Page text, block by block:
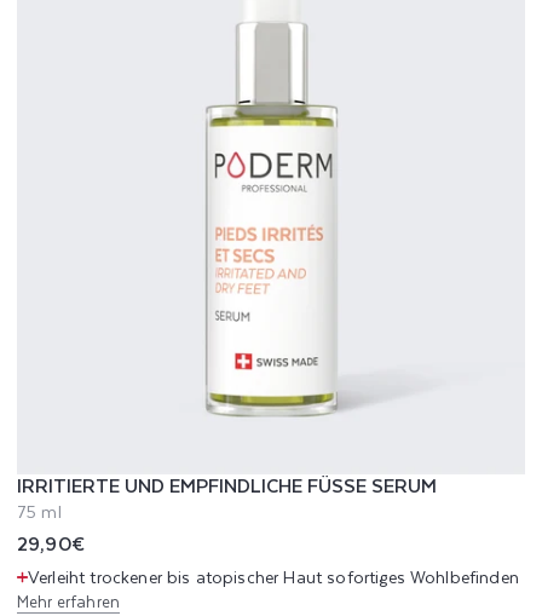
IRRITIERTE UND EMPFINDLICHE FÜSSE SERUM
75 ml
Normaler
Preis
29,90€
Verleiht trockener bis atopischer Haut sofortiges Wohlbefinden
Mehr erfahren